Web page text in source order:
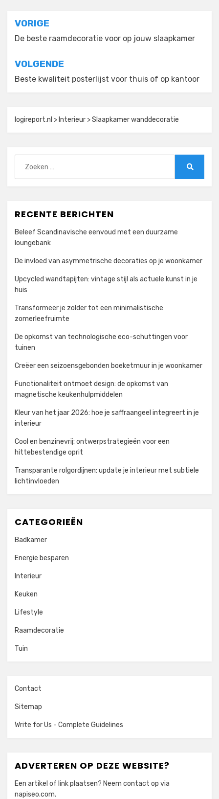
Bericht
navigatie
VORIGE
De beste raamdecoratie voor op jouw slaapkamer
VOLGENDE
Beste kwaliteit posterlijst voor thuis of op kantoor
logireport.nl > Interieur >Slaapkamer wanddecoratie
naar:
RECENTE BERICHTEN
Beleef Scandinavische eenvoud met een duurzame
loungebank
De invloed van asymmetrische decoraties op je woonkamer
Upcycled wandtapijten: vintage stijl als actuele kunst in je
huis
Transformeer je zolder tot een minimalistische
zomerleefruimte
De opkomst van technologische eco-schuttingen voor
tuinen
Creëer een seizoensgebonden boeketmuur in je woonkamer
Functionaliteit ontmoet design: de opkomst van
magnetische keukenhulpmiddelen
Kleur van het jaar 2026: hoe je saffraangeel integreert in je
interieur
Cool en benzinevrij: ontwerpstrategieën voor een
hittebestendige oprit
Transparante rolgordijnen: update je interieur met subtiele
lichtinvloeden
CATEGORIEËN
Badkamer
Energie besparen
Interieur
Keuken
Lifestyle
Raamdecoratie
Tuin
Contact
Sitemap
Write for Us - Complete Guidelines
ADVERTEREN OP DEZE WEBSITE?
Een artikel of link plaatsen? Neem contact op via
napiseo.com.